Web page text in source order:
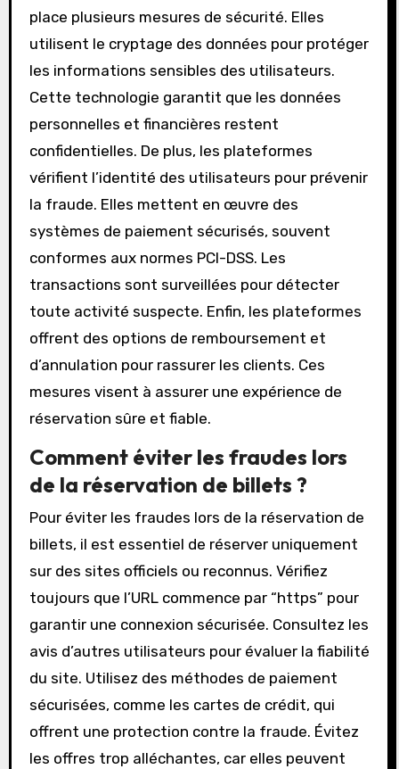
place plusieurs mesures de sécurité. Elles
utilisent le cryptage des données pour protéger
les informations sensibles des utilisateurs.
Cette technologie garantit que les données
personnelles et financières restent
confidentielles. De plus, les plateformes
vérifient l’identité des utilisateurs pour prévenir
la fraude. Elles mettent en œuvre des
systèmes de paiement sécurisés, souvent
conformes aux normes PCI-DSS. Les
transactions sont surveillées pour détecter
toute activité suspecte. Enfin, les plateformes
offrent des options de remboursement et
d’annulation pour rassurer les clients. Ces
mesures visent à assurer une expérience de
réservation sûre et fiable.
Comment éviter les fraudes lors
de la réservation de billets ?
Pour éviter les fraudes lors de la réservation de
billets, il est essentiel de réserver uniquement
sur des sites officiels ou reconnus. Vérifiez
toujours que l’URL commence par “https” pour
garantir une connexion sécurisée. Consultez les
avis d’autres utilisateurs pour évaluer la fiabilité
du site. Utilisez des méthodes de paiement
sécurisées, comme les cartes de crédit, qui
offrent une protection contre la fraude. Évitez
les offres trop alléchantes, car elles peuvent